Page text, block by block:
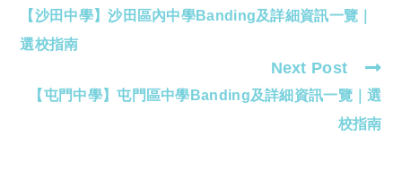
more
articles
【沙田中學】沙田區內中學Banding及詳細資訊一覽｜
選校指南
Next Post
【屯門中學】屯門區中學Banding及詳細資訊一覽｜選
校指南